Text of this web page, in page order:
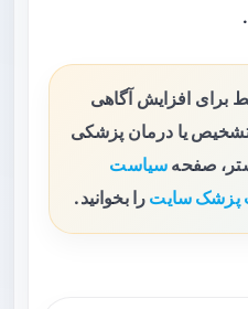
برای افزایش آگاهی
یا درمان پزشکی
صفحه سیاست
پزشک سایت را بخوانید.